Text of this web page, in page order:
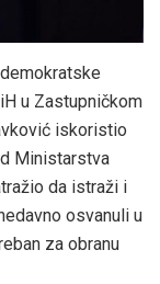
u Zastupničkom
iskoristio
Ministarstva
da istraži i
osvanuli u
za obranu